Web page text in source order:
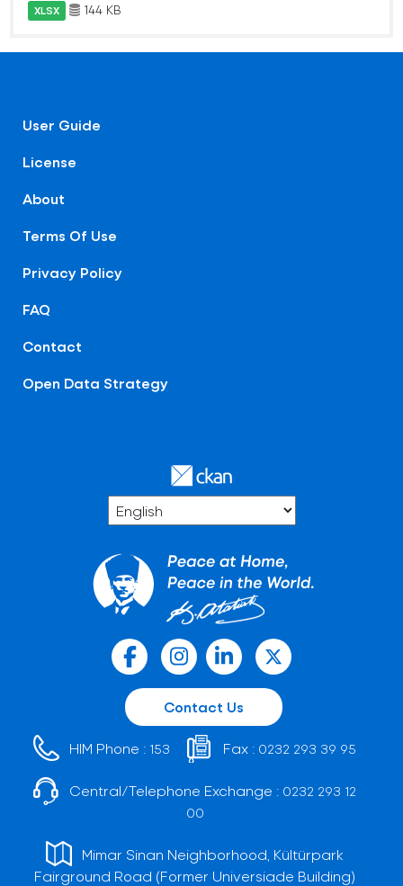
XLSX 144 KB
User Guide
License
About
Terms Of Use
Privacy Policy
FAQ
Contact
Open Data Strategy
Contact Us
HIM Phone : 153 Fax : 0232 293 39 95
Central/Telephone Exchange : 0232 293 12
00
Mimar Sinan Neighborhood, Kültürpark
Fairground Road (Former Universiade Building)